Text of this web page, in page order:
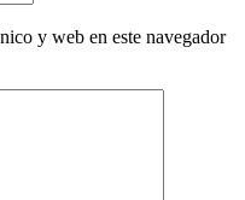
y web en este navegador